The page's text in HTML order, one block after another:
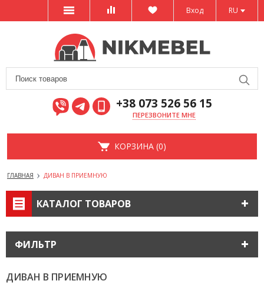
RU
Вход
+38 073 526 56 15
ПЕРЕЗВОНИТЕ МНЕ
КОРЗИНА (0)
ГЛАВНАЯ ДИВАН В ПРИЕМНУЮ
КАТАЛОГ ТОВАРОВ
ФИЛЬТР
ДИВАН В ПРИЕМНУЮ